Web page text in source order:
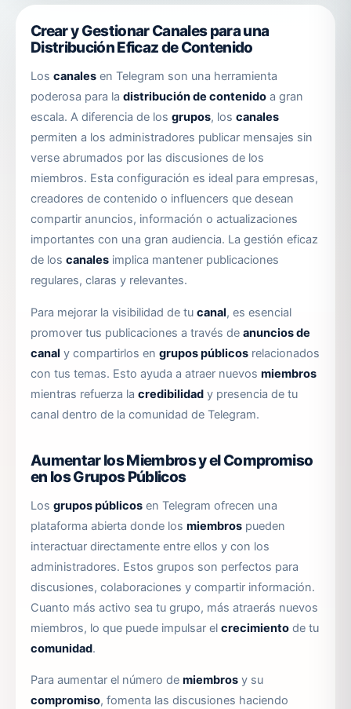
pueden
elegir
en
página
de
producto
Crear y Gestionar Canales para una
Distribución Eficaz de Contenido
Los canales en Telegram son una herramienta
poderosa para la distribución de contenido a gran
escala. A diferencia de los grupos, los canales
permiten a los administradores publicar mensajes sin
verse abrumados por las discusiones de los
miembros. Esta configuración es ideal para empresas,
creadores de contenido o influencers que desean
compartir anuncios, información o actualizaciones
importantes con una gran audiencia. La gestión eficaz
de los canales implica mantener publicaciones
regulares, claras y relevantes.
Para mejorar la visibilidad de tu canal, es esencial
promover tus publicaciones a través de anuncios de
canal y compartirlos en grupos públicos relacionados
con tus temas. Esto ayuda a atraer nuevos miembros
mientras refuerza la credibilidad y presencia de tu
canal dentro de la comunidad de Telegram.
Aumentar los Miembros y el Compromiso
en los Grupos Públicos
Los grupos públicos en Telegram ofrecen una
plataforma abierta donde los miembros pueden
interactuar directamente entre ellos y con los
administradores. Estos grupos son perfectos para
discusiones, colaboraciones y compartir información.
Cuanto más activo sea tu grupo, más atraerás nuevos
miembros, lo que puede impulsar el crecimiento de tu
comunidad.
Para aumentar el número de miembros y su
compromiso, fomenta las discusiones haciendo